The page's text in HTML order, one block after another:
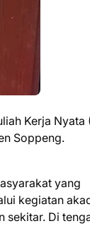
Kerja Nyata
Soppeng.
yang
kegiatan
sekitar. Di